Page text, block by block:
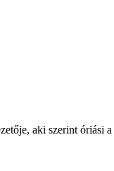
aki szerint óriási a